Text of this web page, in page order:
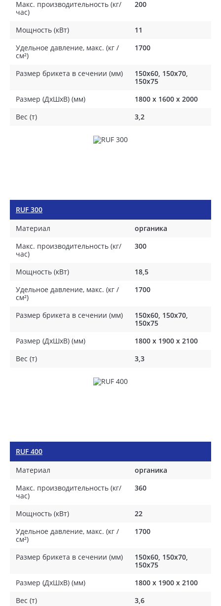
Макс. производительность (кг/
час)
200
Мощность (кВт)
11
Удельное давление, макс. (кг /
см²)
1700
Размер брикета в сечении (мм)
150x60, 150x70,
150x75
Размер (ДхШхВ) (мм)
1800 х 1600 х 2000
Вес (т)
3,2
RUF 300
Материал
органика
Макс. производительность (кг/
час)
300
Мощность (кВт)
18,5
Удельное давление, макс. (кг /
см²)
1700
Размер брикета в сечении (мм)
150x60, 150x70,
150x75
Размер (ДхШхВ) (мм)
1800 х 1900 х 2100
Вес (т)
3,3
RUF 400
Материал
органика
Макс. производительность (кг/
час)
360
Мощность (кВт)
22
Удельное давление, макс. (кг /
см²)
1700
Размер брикета в сечении (мм)
150x60, 150x70,
150x75
Размер (ДхШхВ) (мм)
1800 х 1900 х 2100
Вес (т)
3,6